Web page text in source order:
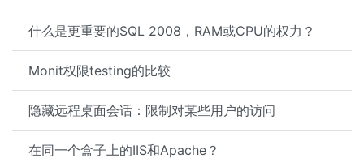
什么是更重要的SQL 2008，RAM或CPU的权力？
Monit权限testing的比较
隐藏远程桌面会话：限制对某些用户的访问
在同一个盒子上的IIS和Apache？